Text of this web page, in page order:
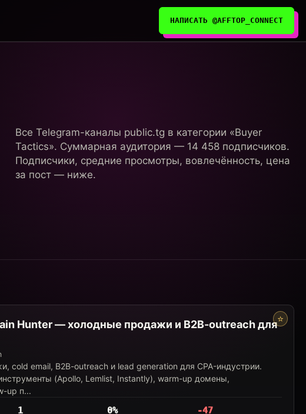
НАПИСАТЬ @AFFTOP_CONNECT
Все Telegram-каналы public.tg в категории «Buyer
Tactics». Суммарная аудитория — 14 458 подписчиков.
Подписчики, средние просмотры, вовлечённость, цена
за пост — ниже.
⭐
Hunter — холодные продажи и B2B-outreach для
cold email, B2B-outreach и lead generation для CPA-индустрии.
(Apollo, Lemlist, Instantly), warm-up домены,
up п...
1 0% -47